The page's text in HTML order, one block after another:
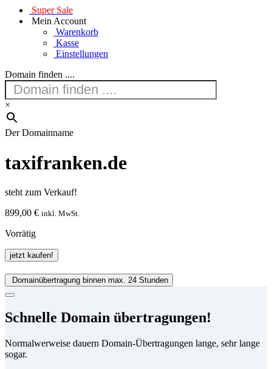
Super Sale
Mein Account
Warenkorb
Kasse
Einstellungen
Domain finden ....
×
Der Domainname
taxifranken.de
steht zum Verkauf!
899,00 € inkl. MwSt.
Vorrätig
taxifranken.de
Menge
jetzt kaufen!
Domainübertragung binnen max. 24 Stunden
Schnelle Domain übertragungen!
Normalwerweise dauern Domain-Übertragungen lange, sehr lange
sogar.